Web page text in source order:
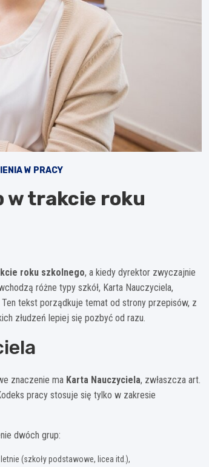
W PRACY
w trakcie roku
roku szkolnego, a kiedy dyrektor zwyczajnie
różne typy szkół, Karta Nauczyciela,
tekst porządkuje temat od strony przepisów, z
złudzeń lepiej się pozbyć od razu.
znaczenie ma Karta Nauczyciela, zwłaszcza art.
pracy stosuje się tylko w zakresie
dwóch grup:
(szkoły podstawowe, licea itd.),